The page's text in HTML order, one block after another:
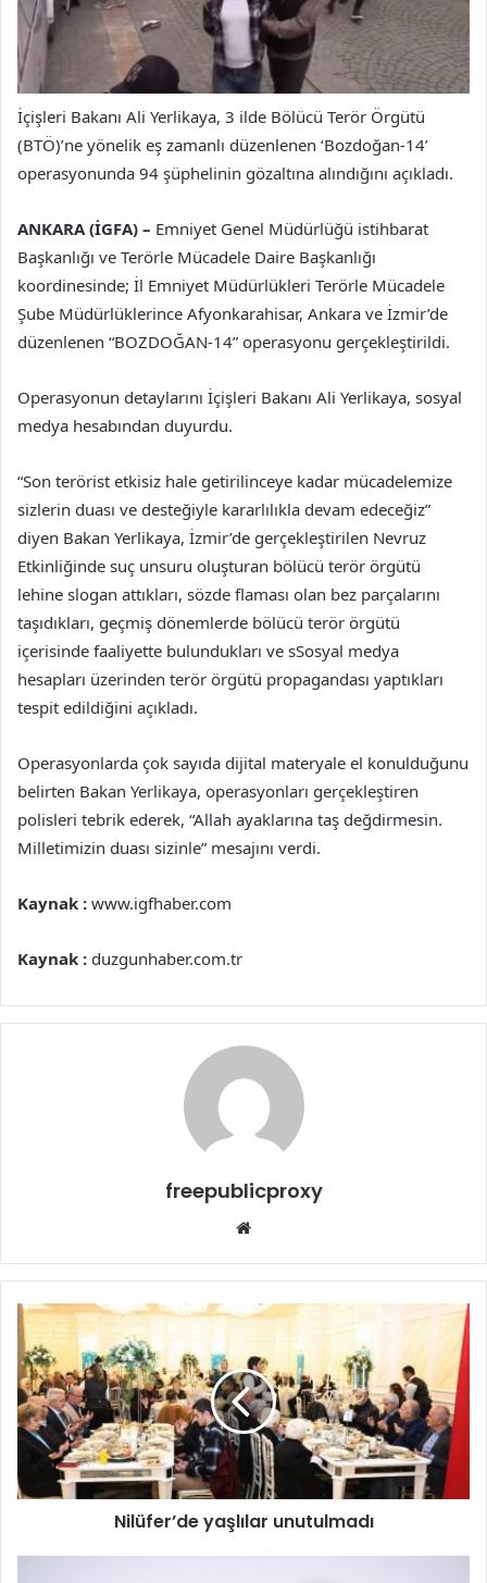
İçişleri Bakanı Ali Yerlikaya, 3 ilde Bölücü Terör Örgütü
(BTÖ)’ne yönelik eş zamanlı düzenlenen ‘Bozdoğan-14’
operasyonunda 94 şüphelinin gözaltına alındığını açıkladı.
ANKARA (İGFA) – Emniyet Genel Müdürlüğü istihbarat
Başkanlığı ve Terörle Mücadele Daire Başkanlığı
koordinesinde; İl Emniyet Müdürlükleri Terörle Mücadele
Şube Müdürlüklerince Afyonkarahisar, Ankara ve İzmir’de
düzenlenen “BOZDOĞAN-14” operasyonu gerçekleştirildi.
Operasyonun detaylarını İçişleri Bakanı Ali Yerlikaya, sosyal
medya hesabından duyurdu.
“Son terörist etkisiz hale getirilinceye kadar mücadelemize
sizlerin duası ve desteğiyle kararlılıkla devam edeceğiz”
diyen Bakan Yerlikaya, İzmir’de gerçekleştirilen Nevruz
Etkinliğinde suç unsuru oluşturan bölücü terör örgütü
lehine slogan attıkları, sözde flaması olan bez parçalarını
taşıdıkları, geçmiş dönemlerde bölücü terör örgütü
içerisinde faaliyette bulundukları ve sSosyal medya
hesapları üzerinden terör örgütü propagandası yaptıkları
tespit edildiğini açıkladı.
Operasyonlarda çok sayıda dijital materyale el konulduğunu
belirten Bakan Yerlikaya, operasyonları gerçekleştiren
polisleri tebrik ederek, “Allah ayaklarına taş değdirmesin.
Milletimizin duası sizinle” mesajını verdi.
Kaynak : www.igfhaber.com
Kaynak : duzgunhaber.com.tr
freepublicproxy
Web
Nilüfer’de yaşlılar unutulmadı